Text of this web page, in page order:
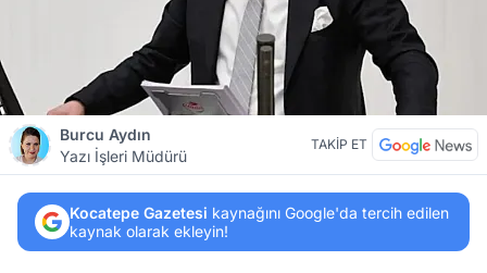
Burcu Aydın
Yazı İşleri Müdürü
TAKİP ET
Kocatepe Gazetesi kaynağını Google'da tercih edilen
kaynak olarak ekleyin!